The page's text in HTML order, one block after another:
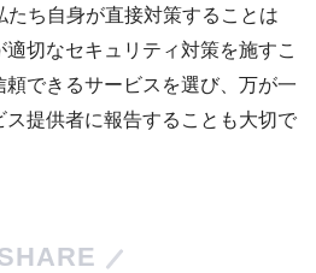
ち自身が直接対策することは
切なセキュリティ対策を施すこ
できるサービスを選び、万が一
提供者に報告することも大切で